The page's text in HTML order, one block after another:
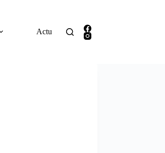
Actu